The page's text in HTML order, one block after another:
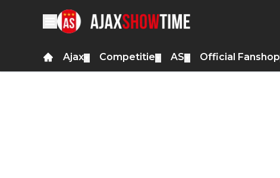
Ajax Competitie AS Official Fanshop